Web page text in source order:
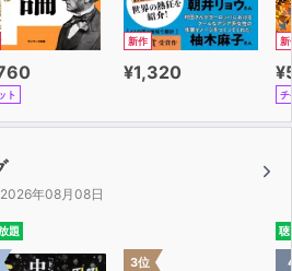
ト
新作
¥1,320
新
チ
年08月08日
題
3位
聴